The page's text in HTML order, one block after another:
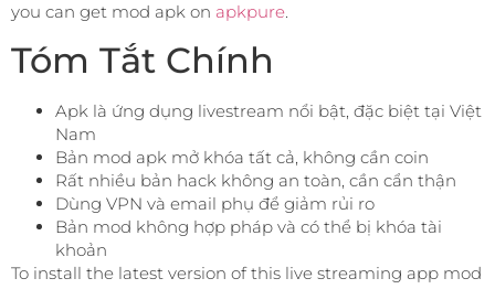
you can get mod apk on apkpure.
Tóm Tắt Chính
Apk là ứng dụng livestream nổi bật, đặc biệt tại Việt
Nam
Bản mod apk mở khóa tất cả, không cần coin
Rất nhiều bản hack không an toàn, cần cẩn thận
Dùng VPN và email phụ để giảm rủi ro
Bản mod không hợp pháp và có thể bị khóa tài
khoản
To install the latest version of this live streaming app mod